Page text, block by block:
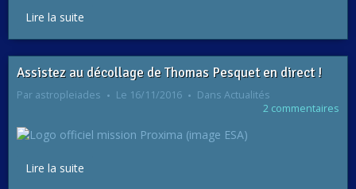
Lire la suite
Assistez au décollage de Thomas Pesquet en direct !
Par astropleiades Le 16/11/2016 Dans Actualités
2 commentaires
Lire la suite